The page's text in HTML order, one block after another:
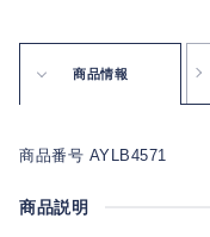
商品情報
商品番号 AYLB4571
商品説明